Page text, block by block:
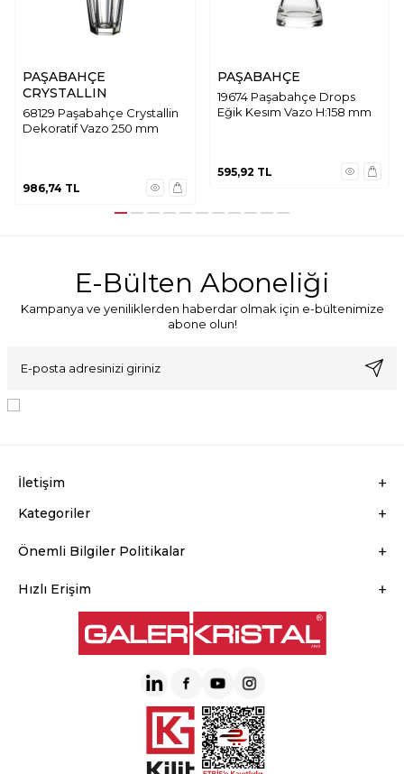
PAŞABAHÇE
CRYSTALLIN
68129 Paşabahçe Crystallin
Dekoratif Vazo 250 mm
986,74 TL
PAŞABAHÇE
19674 Paşabahçe Drops
Eğik Kesım Vazo H:158 mm
595,92 TL
E-Bülten Aboneliği
Kampanya ve yeniliklerden haberdar olmak için e-bültenimize
abone olun!
İletişim
Kategoriler
Önemli Bilgiler Politikalar
Hızlı Erişim